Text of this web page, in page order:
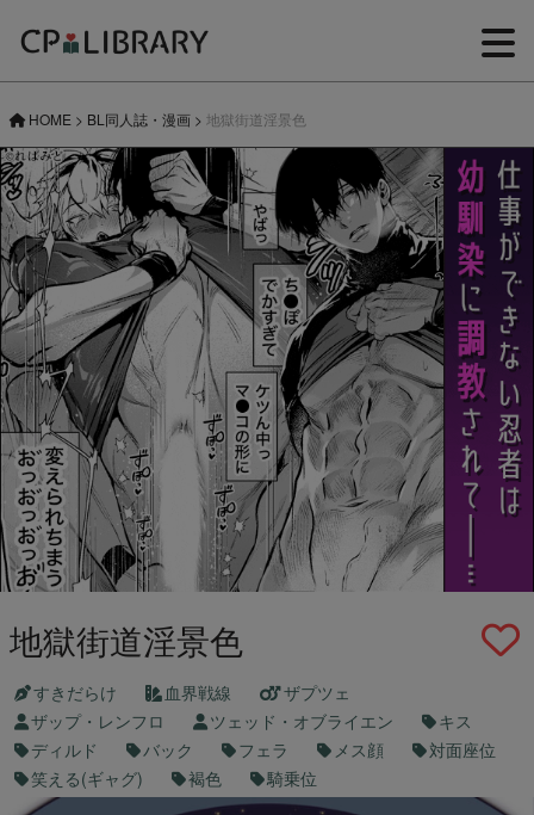
HOME > BL同人誌・漫画 > 地獄街道淫景色
地獄街道淫景色
すきだらけ 血界戦線
ザプツェ
ザップ・レンフロ
ツェッド・オブライエン
キス
ディルド
バック フェラ メス顔
対面座位
笑える(ギャグ)
褐色 騎乗位